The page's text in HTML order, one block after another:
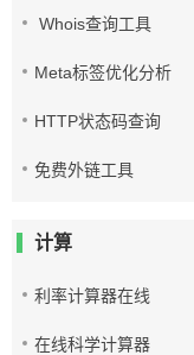
Whois查询工具
Meta标签优化分析
HTTP状态码查询
免费外链工具
计算
利率计算器在线
在线科学计算器